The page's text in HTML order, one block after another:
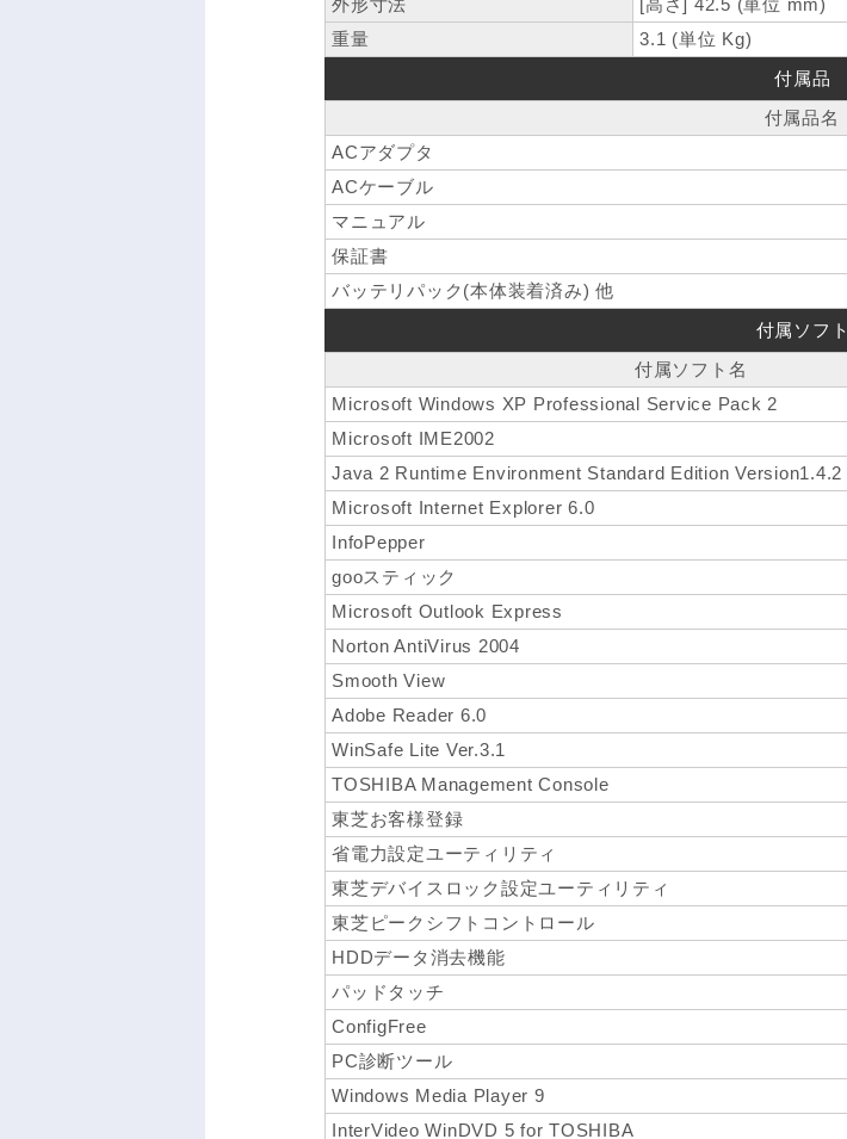
外形寸法
[高さ] 42.5 (単位 mm)
重量
3.1 (単位 Kg)
付属品
付属品名
ACアダプタ
ACケーブル
マニュアル
保証書
バッテリパック(本体装着済み) 他
付属ソフト
付属ソフト名
Microsoft Windows XP Professional Service Pack 2
Microsoft IME2002
Java 2 Runtime Environment Standard Edition Version1.4.2
Microsoft Internet Explorer 6.0
InfoPepper
gooスティック
Microsoft Outlook Express
Norton AntiVirus 2004
Smooth View
Adobe Reader 6.0
WinSafe Lite Ver.3.1
TOSHIBA Management Console
東芝お客様登録
省電力設定ユーティリティ
東芝デバイスロック設定ユーティリティ
東芝ピークシフトコントロール
HDDデータ消去機能
パッドタッチ
ConfigFree
PC診断ツール
Windows Media Player 9
InterVideo WinDVD 5 for TOSHIBA